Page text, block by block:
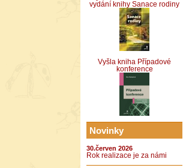
vydání knihy Sanace rodiny
Vyšla kniha Případové
konference
Novinky
30.červen 2026
Rok realizace je za námi